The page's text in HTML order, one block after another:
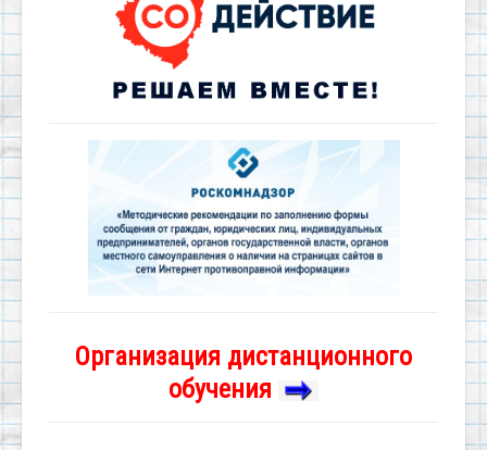
Организация дистанционного
обучения